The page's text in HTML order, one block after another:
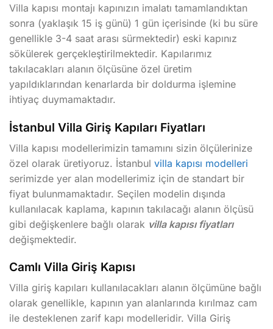
Villa kapısı montajı kapınızın imalatı tamamlandıktan
sonra (yaklaşık 15 iş günü) 1 gün içerisinde (ki bu süre
genellikle 3-4 saat arası sürmektedir) eski kapınız
sökülerek gerçekleştirilmektedir. Kapılarımız
takılacakları alanın ölçüsüne özel üretim
yapıldıklarından kenarlarda bir doldurma işlemine
ihtiyaç duymamaktadır.
İstanbul Villa Giriş Kapıları Fiyatları
Villa kapısı modellerimizin tamamını sizin ölçülerinize
özel olarak üretiyoruz. İstanbul villa kapısı modelleri
serimizde yer alan modellerimiz için de standart bir
fiyat bulunmamaktadır. Seçilen modelin dışında
kullanılacak kaplama, kapının takılacağı alanın ölçüsü
gibi değişkenlere bağlı olarak villa kapısı fiyatları
değişmektedir.
Camlı Villa Giriş Kapısı
Villa giriş kapıları kullanılacakları alanın ölçümüne bağlı
olarak genellikle, kapının yan alanlarında kırılmaz cam
ile desteklenen zarif kapı modelleridir. Villa Giriş